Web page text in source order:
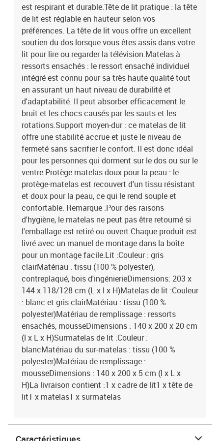
est respirant et durable.Tête de lit pratique : la tête
de lit est réglable en hauteur selon vos
préférences. La tête de lit vous offre un excellent
soutien du dos lorsque vous êtes assis dans votre
lit pour lire ou regarder la télévision.Matelas à
ressorts ensachés : le ressort ensaché individuel
intégré est connu pour sa très haute qualité tout
en assurant un haut niveau de durabilité et
d'adaptabilité. Il peut absorber efficacement le
bruit et les chocs causés par les sauts et les
rotations.Support moyen-dur : ce matelas de lit
offre une stabilité accrue et juste le niveau de
fermeté sans sacrifier le confort. Il est donc idéal
pour les personnes qui dorment sur le dos ou sur le
ventre.Protège-matelas doux pour la peau : le
protège-matelas est recouvert d'un tissu résistant
et doux pour la peau, ce qui le rend souple et
confortable. Remarque :Pour des raisons
d'hygiène, le matelas ne peut pas être retourné si
l'emballage est retiré ou ouvert.Chaque produit est
livré avec un manuel de montage dans la boîte
pour un montage facile.Lit :Couleur : gris
clairMatériau : tissu (100 % polyester),
contreplaqué, bois d'ingénierieDimensions: 203 x
144 x 118/128 cm (L x l x H)Matelas de lit :Couleur
: blanc et gris clairMatériau : tissu (100 %
polyester)Matériau de remplissage : ressorts
ensachés, mousseDimensions : 140 x 200 x 20 cm
(l x L x H)Surmatelas de lit :Couleur :
blancMatériau du sur-matelas : tissu (100 %
polyester)Matériau de remplissage :
mousseDimensions : 140 x 200 x 5 cm (l x L x
H)La livraison contient :1 x cadre de lit1 x tête de
lit1 x matelas1 x surmatelas